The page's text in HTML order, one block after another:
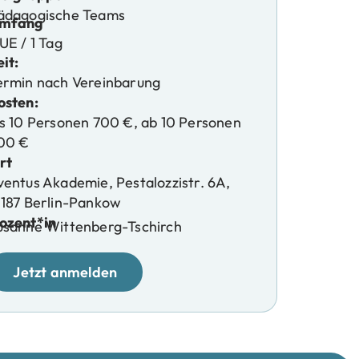
Teams
/ 1 Tag
nach Vereinbarung
10 Personen 700 €, ab 10 Personen
€
Akademie, Pestalozzistr. 6A,
Berlin-Pankow
Wittenberg-Tschirch
Jetzt anmelden